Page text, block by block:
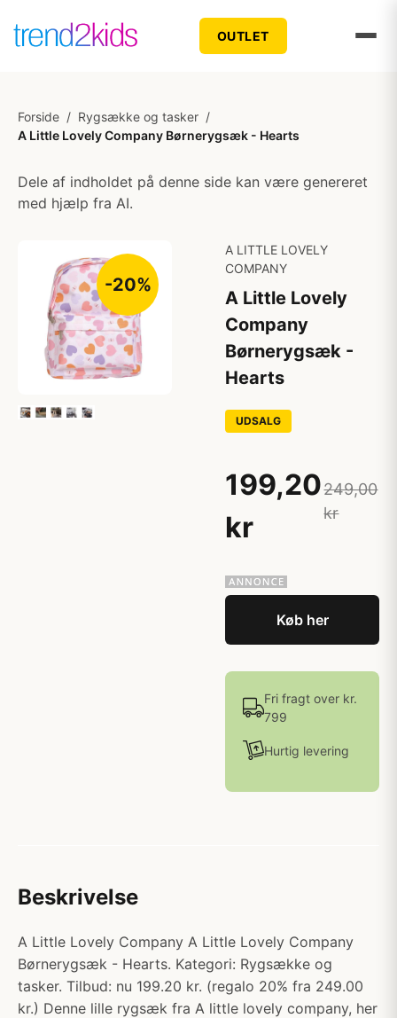
OUTLET
Forside / Rygsække og tasker /
A Little Lovely Company Børnerygsæk - Hearts
Dele af indholdet på denne side kan være genereret
med hjælp fra AI.
-20%
A LITTLE LOVELY
COMPANY
A Little Lovely
Company
Børnerygsæk -
Hearts
UDSALG
199,20
kr
249,00
kr
Køb her
Fri fragt over kr.
799
Hurtig levering
Beskrivelse
A Little Lovely Company A Little Lovely Company
Børnerygsæk - Hearts. Kategori: Rygsække og
tasker. Tilbud: nu 199.20 kr. (regalo 20% fra 249.00
kr.) Denne lille rygsæk fra A little lovely company, her